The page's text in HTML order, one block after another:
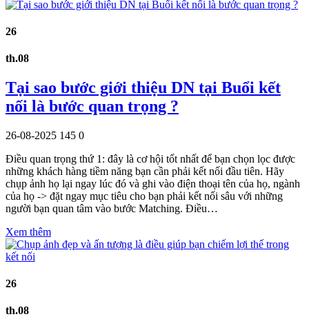
26
th.08
Tại sao bước giới thiệu DN tại Buổi kết
nối là bước quan trọng ?
26-08-2025 145 0
Điều quan trọng thứ 1: đây là cơ hội tốt nhất để bạn chọn lọc được
những khách hàng tiềm năng bạn cần phải kết nối đầu tiên. Hãy
chụp ảnh họ lại ngay lúc đó và ghi vào điện thoại tên của họ, ngành
của họ -> đặt ngay mục tiêu cho bạn phải kết nối sâu với những
người bạn quan tâm vào bước Matching. Điều…
Xem thêm
26
th.08